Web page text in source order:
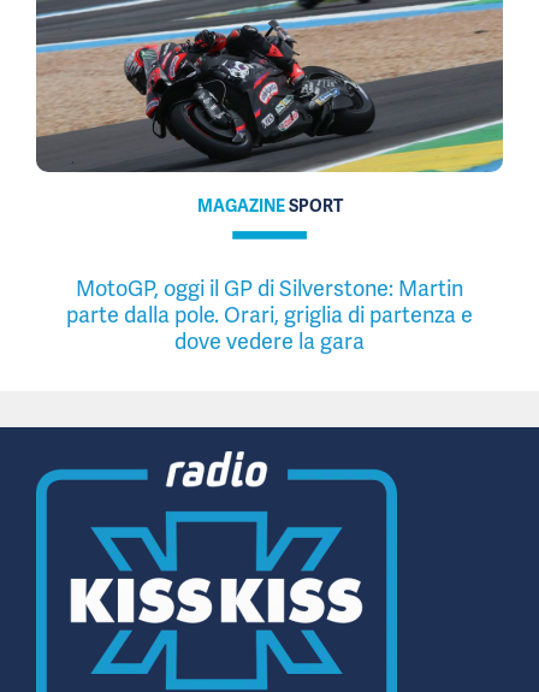
MAGAZINESPORT
MotoGP, oggi il GP di Silverstone: Martin
parte dalla pole. Orari, griglia di partenza e
dove vedere la gara